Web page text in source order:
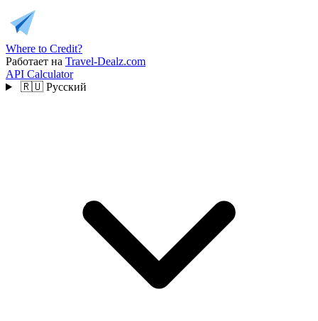
Where to Credit?
Работает на Travel-Dealz.com
API Calculator
🇷🇺 Русский